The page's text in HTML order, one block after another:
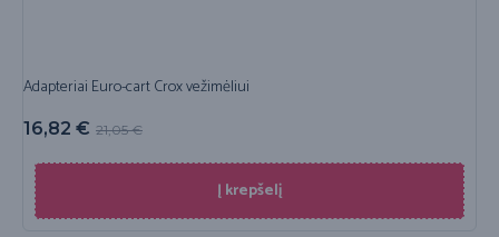
Adapteriai Euro-cart Crox vežimėliui
21,05€
16,82 €
Į krepšelį